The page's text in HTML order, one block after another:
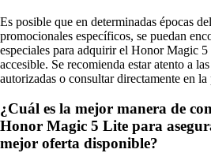
Es posible que en determinadas épocas
promocionales específicos, se puedan
especiales para adquirir el Honor Magic
accesible. Se recomienda estar atento a
autorizadas o consultar directamente en
¿Cuál es la mejor manera de
Honor Magic 5 Lite para
mejor oferta disponible?